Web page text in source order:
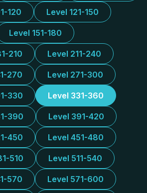
120 Level 121-150
Level 151-180
210 Level 211-240
270 Level 271-300
330 Level 331-360
390 Level 391-420
450 Level 451-480
510 Level 511-540
570 Level 571-600